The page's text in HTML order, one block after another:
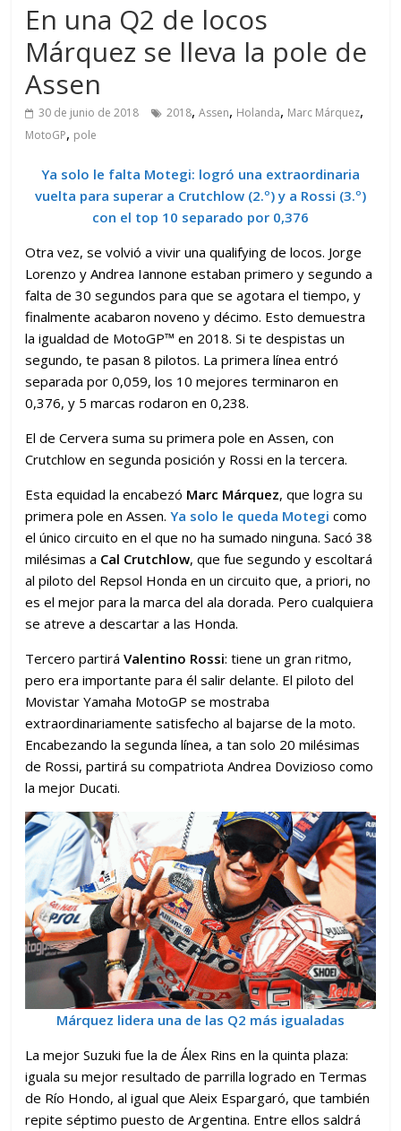
En una Q2 de locos
Márquez se lleva la pole de
Assen
30 de junio de 2018 2018,Assen, Holanda, Marc Márquez,
MotoGP, pole
Ya solo le falta Motegi: logró una extraordinaria
vuelta para superar a Crutchlow (2.º) y a Rossi (3.º)
con el top 10 separado por 0,376
Otra vez, se volvió a vivir una qualifying de locos. Jorge
Lorenzo y Andrea Iannone estaban primero y segundo a
falta de 30 segundos para que se agotara el tiempo, y
finalmente acabaron noveno y décimo. Esto demuestra
la igualdad de MotoGP™ en 2018. Si te despistas un
segundo, te pasan 8 pilotos. La primera línea entró
separada por 0,059, los 10 mejores terminaron en
0,376, y 5 marcas rodaron en 0,238.
El de Cervera suma su primera pole en Assen, con
Crutchlow en segunda posición y Rossi en la tercera.
Esta equidad la encabezó Marc Márquez, que logra su
primera pole en Assen.Ya solo le queda Motegi como
el único circuito en el que no ha sumado ninguna. Sacó 38
milésimas a Cal Crutchlow, que fue segundo y escoltará
al piloto del Repsol Honda en un circuito que, a priori, no
es el mejor para la marca del ala dorada. Pero cualquiera
se atreve a descartar a las Honda.
Tercero partiráValentino Rossi: tiene un gran ritmo,
pero era importante para él salir delante. El piloto del
Movistar Yamaha MotoGP se mostraba
extraordinariamente satisfecho al bajarse de la moto.
Encabezando la segunda línea, a tan solo 20 milésimas
de Rossi, partirá su compatriota Andrea Dovizioso como
la mejor Ducati.
Márquez lidera una de las Q2 más igualadas
La mejor Suzuki fue la de Álex Rins en la quinta plaza:
iguala su mejor resultado de parrilla logrado en Termas
de Río Hondo, al igual que Aleix Espargaró, que también
repite séptimo puesto de Argentina. Entre ellos saldrá